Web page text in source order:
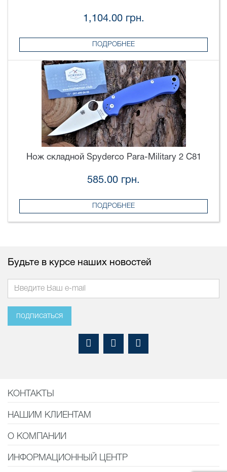
1,104.00 грн.
ПОДРОБНЕЕ
Нож складной Spyderco Para-Military 2 C81
585.00 грн.
ПОДРОБНЕЕ
Будьте в курсе наших новостей
подписаться
КОНТАКТЫ
НАШИМ КЛИЕНТАМ
О КОМПАНИИ
ИНФОРМАЦИОННЫЙ ЦЕНТР